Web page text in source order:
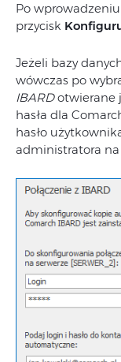
Po
przycisk
Jeżeli bazy
wówczas po
IBARDotwierane
hasła dla
hasło
administratora na